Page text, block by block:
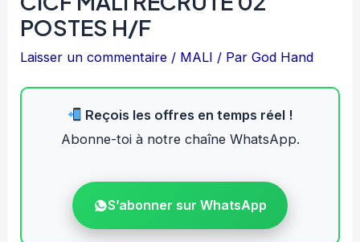
POSTES H/F
Laisser un commentaire / MALI / ParGod Hand
Reçois les offres en temps réel !
Abonne-toi à notre chaîne WhatsApp.
S’abonner sur WhatsApp